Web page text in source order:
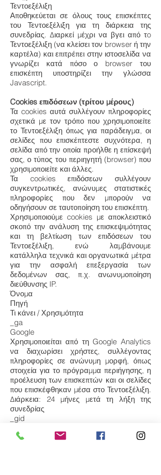
Τεντοεξέλιξη
Αποθηκεύεται σε όλους τους επισκέπτες
του Τεντοεξέλιξη για τη διάρκεια της
συνεδρίας. Διαρκεί μέχρι να βγει από τo
Τεντοεξέλιξη (να κλείσει τον browser ή την
καρτέλα) και επιτρέπει στην ιστοσελίδα να
γνωρίζει κατά πόσο ο browser του
επισκέπτη υποστηρίζει την γλώσσα
Javascript.
Cookies επιδόσεων (τρίτου μέρους)
Τα cookies αυτά συλλέγουν πληροφορίες
σχετικά με τον τρόπο που χρησιμοποιείτε
το Τεντοεξέλιξη όπως για παράδειγμα, οι
σελίδες που επισκέπτεστε συχνότερα, η
σελίδα από την οποία προήλθε η επίσκεψή
σας, ο τύπος του περιηγητή (browser) που
χρησιμοποιείτε και άλλες.
Τα cookies επιδόσεων συλλέγουν
συγκεντρωτικές, ανώνυμες στατιστικές
πληροφορίες που δεν μπορούν να
οδηγήσουν σε ταυτοποίηση του επισκέπτη.
Χρησιμοποιούμε cookies με αποκλειστικό
σκοπό την ανάλυση της επισκεψιμότητας
και τη βελτίωση των επιδόσεων του
Τεντοεξέλιξη, ενώ λαμβάνουμε
κατάλληλα τεχνικά και οργανωτικά μέτρα
για την ασφαλή επεξεργασία των
δεδομένων σας, π.χ. ανωνυμοποίηση
διεύθυνσης IP.
Όνομα
Πηγή
Τι κάνει / Χρησιμότητα
_ga
Google
Χρησιμοποιείται από τη Google Analytics
να διαχωρίσει χρήστες, συλλέγοντας
πληροφορίες σε ανώνυμη μορφή, όπως
στοιχεία για το πρόγραμμα περιήγησης, η
προέλευση των επισκεπτών και οι σελίδες
που επισκέφθηκαν μέσα στο Τεντοεξέλιξη.
Διάρκεια: 24 μήνες μετά τη λήξη της
συνεδρίας
_gid
Χρησιμοποιείται από τη Google Analytics